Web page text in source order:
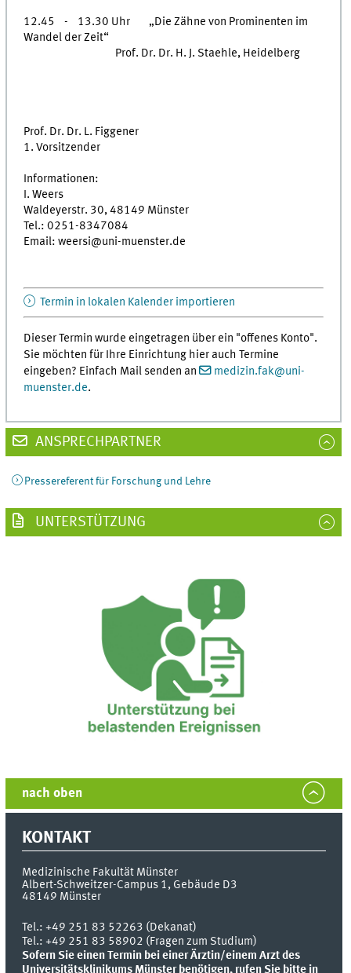
12.45 - 13.30 Uhr „Die Zähne von Prominenten im
Wandel der Zeit“
Prof. Dr. Dr. H. J. Staehle, Heidelberg
Prof. Dr. Dr. L. Figgener
1. Vorsitzender
Informationen:
I. Weers
Waldeyerstr. 30, 48149 Münster
Tel.: 0251-8347084
Email: weersi@uni-muenster.de
Termin in lokalen Kalender importieren
Dieser Termin wurde eingetragen über ein "offenes Konto".
Sie möchten für Ihre Einrichtung hier auch Termine
eingeben? Einfach Mail senden an
medizin.fak@uni-
muenster.de.
ANSPRECHPARTNER
Pressereferent für Forschung und Lehre
UNTERSTÜTZUNG
nach oben
KONTAKT
Medizinische Fakultät Münster
Albert-Schweitzer-Campus 1, Gebäude D3
48149 Münster
Tel.:+49 251 83 52263 (Dekanat)
Tel.: +49 251 83 58902 (Fragen zum Studium)
Sofern Sie einen Termin bei einer Ärztin/einem Arzt des
Universitätsklinikums Münster benötigen, rufen Sie bitte in